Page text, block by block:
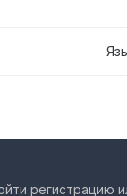
регистрацию